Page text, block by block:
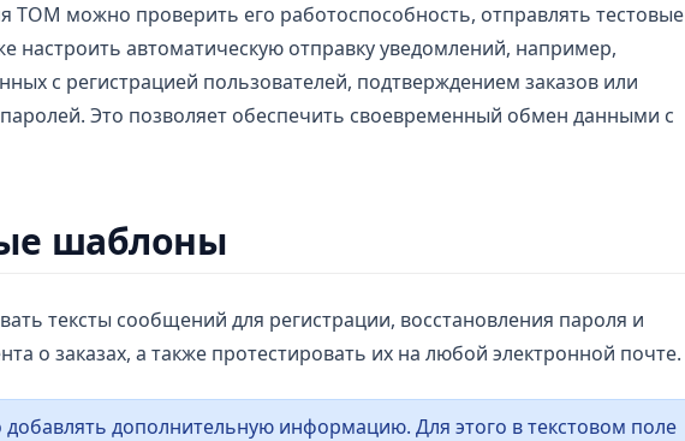
ТОМ можно проверить его работоспособность, отправлять тестовые
настроить автоматическую отправку уведомлений, например,
с регистрацией пользователей, подтверждением заказов или
Это позволяет обеспечить своевременный обмен данными с
шаблоны
тексты сообщений для регистрации, восстановления пароля и
о заказах, а также протестировать их на любой электронной почте.
дополнительную информацию. Для этого в текстовом поле